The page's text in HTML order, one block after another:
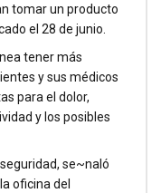
tomar un producto
el 28 de junio.
tener más
y sus médicos
para el dolor,
y los posibles
se~naló
oficina del